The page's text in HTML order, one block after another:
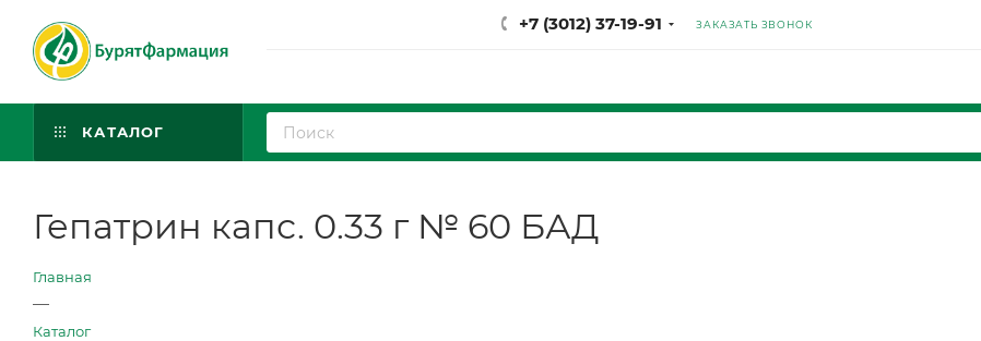
+7 (3012) 37-19-91 ЗАКАЗАТЬ ЗВОНОК
КАТАЛОГ
Гепатрин капс. 0.33 г № 60 БАД
Главная
—
Каталог